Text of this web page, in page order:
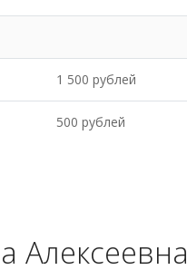
1 500 рублей
500 рублей
Алексеевна